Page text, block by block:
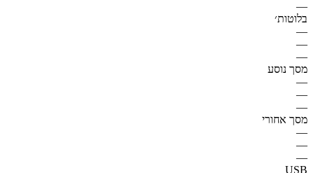
—
בלוטות׳
—
—
—
מסך נוסע
—
—
—
מסך אחורי
—
—
—
USB